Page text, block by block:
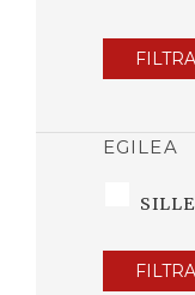
EGILEA